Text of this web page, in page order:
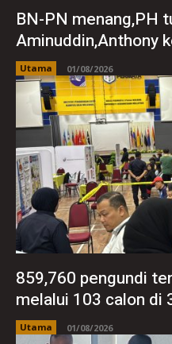
BN-PN menang,PH
Aminuddin,Anthony
Utama 01/08/2026
859,760 pengundi
melalui 103 calon di
Utama 01/08/2026